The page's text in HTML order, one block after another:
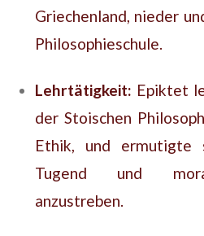
Griechenland, nieder
Philosophieschule.
Lehrtätigkeit: Epiktet
der Stoischen
Ethik, und ermutigte
Tugend und
anzustreben.